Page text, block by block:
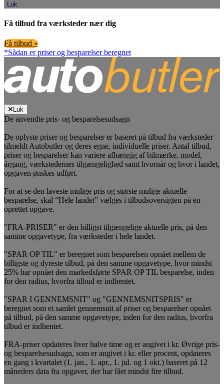
Luk
Få tilbud fra værksteder nær dig
Få tilbud »
*Sådan er priser og besparelser beregnet
Luk
De anvendte pris- og besparelsesudsagn
De oplyste priser og besparelser er baseret på tilbud fra værksteder
tilmeldt Autobutler og deres egne, individuelle priser. Antal tilbud,
priser og besparelser kan variere afhængig af bilmærke, model,
årgang, værkstedernes tilgængelighed samt hvornår og hvor i landet,
opgaven ønskes udført.
For at se den laveste mulige pris og største mulige aktuelle
besparelse, skal “Hele landet” vælges i tilbudsoversigten på en
oprettet opgave.
"FRA-PRISER" er den billigst tilgængelige aktuelle pris, på den
samme opgavetype, fra værksteder i hele landet.
"SPAR OP TIL" er beregnet som besparelsen opnået mellem de
billigste og dyreste tilbud, på den samme opgavetype, hvor mindst
25% har opnået den markedsførte SPAR OP TIL besparelse, inden
for den radius, hvorfra tilbud er indhentet.
"SPAR I GENNEMSNIT" og "GENNEMSNITSPRIS" er
beregnet som et samlet gennemsnit af priser og besparelser opnået
på tilbud, på den samme opgavetype, inden for den radius, hvorfra
tilbud er indhentet.
FRA-priser opdateres hver halve time og er angivet i kr. Øvrige pris-
og besparelsesudsagn, som er angivet i kr. eller procent, opdateres
en gang i kvartalet (1. jan., 1. apr., 1. jul. og 1 okt.) baseret på 12
måneders data fra opgaver, der har fået mindst fire tilbud.